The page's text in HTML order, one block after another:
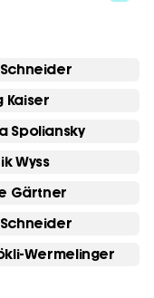
Kaiser
Spoliansky
Wyss
Gärtner
Wermelinger